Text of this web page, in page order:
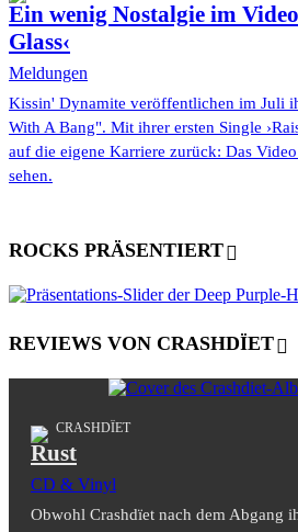
Ein wenig Nostalgie im
Glass‹
Meldungen
Kissin' Dynamite veröffentlichen im Juli
With A Bang". Mit ihrer ersten Single
auf die eigene Karriere zurück: Das
sehen.
ROCKS PRÄSENTIERT
REVIEWS VON CRASHDÏET
CRASHDÏET
Rust
CD & Vinyl
Obwohl Crashdïet nach dem Abgang